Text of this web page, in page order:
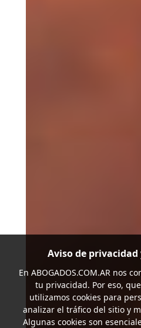
Aviso de privacidad
En ABOGADOS.COM.ARnos
tu privacidad. Por eso,
utilizamos cookies para
analizar el tráfico del sitio y
Algunas cookies son